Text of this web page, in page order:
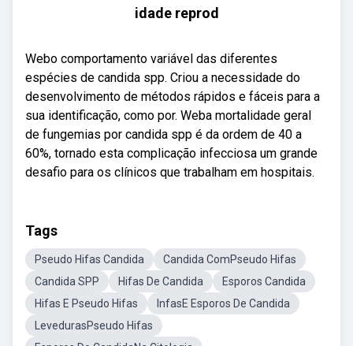
idade reprod
Webo comportamento variável das diferentes
espécies de candida spp. Criou a necessidade do
desenvolvimento de métodos rápidos e fáceis para a
sua identificação, como por. Weba mortalidade geral
de fungemias por candida spp é da ordem de 40 a
60%, tornado esta complicação infecciosa um grande
desafio para os clínicos que trabalham em hospitais.
Tags
Pseudo Hifas Candida
Candida ComPseudo Hifas
Candida SPP
Hifas De Candida
Esporos Candida
Hifas E Pseudo Hifas
InfasE Esporos De Candida
LevedurasPseudo Hifas